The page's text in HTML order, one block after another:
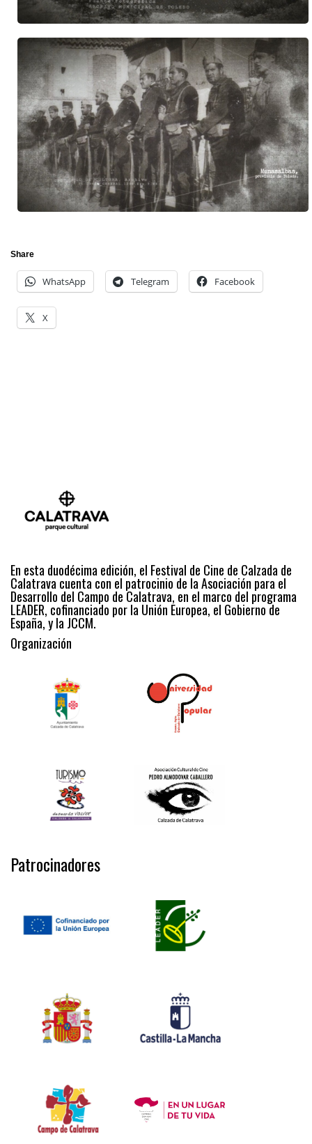
Share
WhatsApp Telegram Facebook
X
En esta duodécima edición, el Festival de Cine de Calzada de
Calatrava cuenta con el patrocinio de la Asociación para el
Desarrollo del Campo de Calatrava, en el marco del programa
LEADER, cofinanciado por la Unión Europea, el Gobierno de
España, y la JCCM.
Organización
Patrocinadores